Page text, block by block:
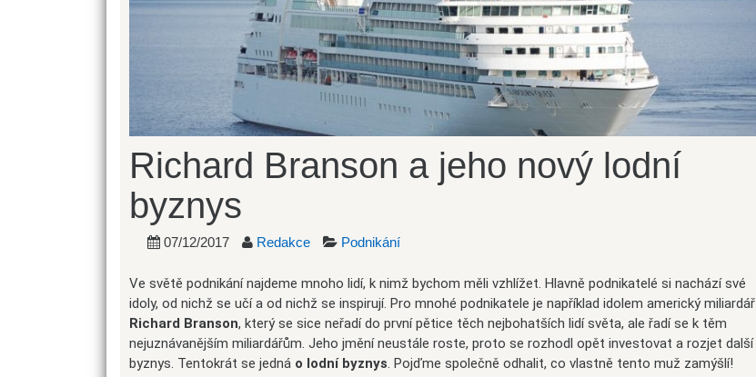
Richard Branson a jeho nový lodní
byznys
07/12/2017 Redakce Podnikání
Ve světě podnikání najdeme mnoho lidí, k nimž bychom měli vzhlížet. Hlavně podnikatelé si nachází své
idoly, od nichž se učí a od nichž se inspirují. Pro mnohé podnikatele je například idolem americký miliardář
Richard Branson, který se sice neřadí do první pětice těch nejbohatších lidí světa, ale řadí se k těm
nejuznávanějším miliardářům. Jeho jmění neustále roste, proto se rozhodl opět investovat a rozjet další
byznys. Tentokrát se jedná o lodní byznys . Pojďme společně odhalit, co vlastně tento muž zamýšlí!